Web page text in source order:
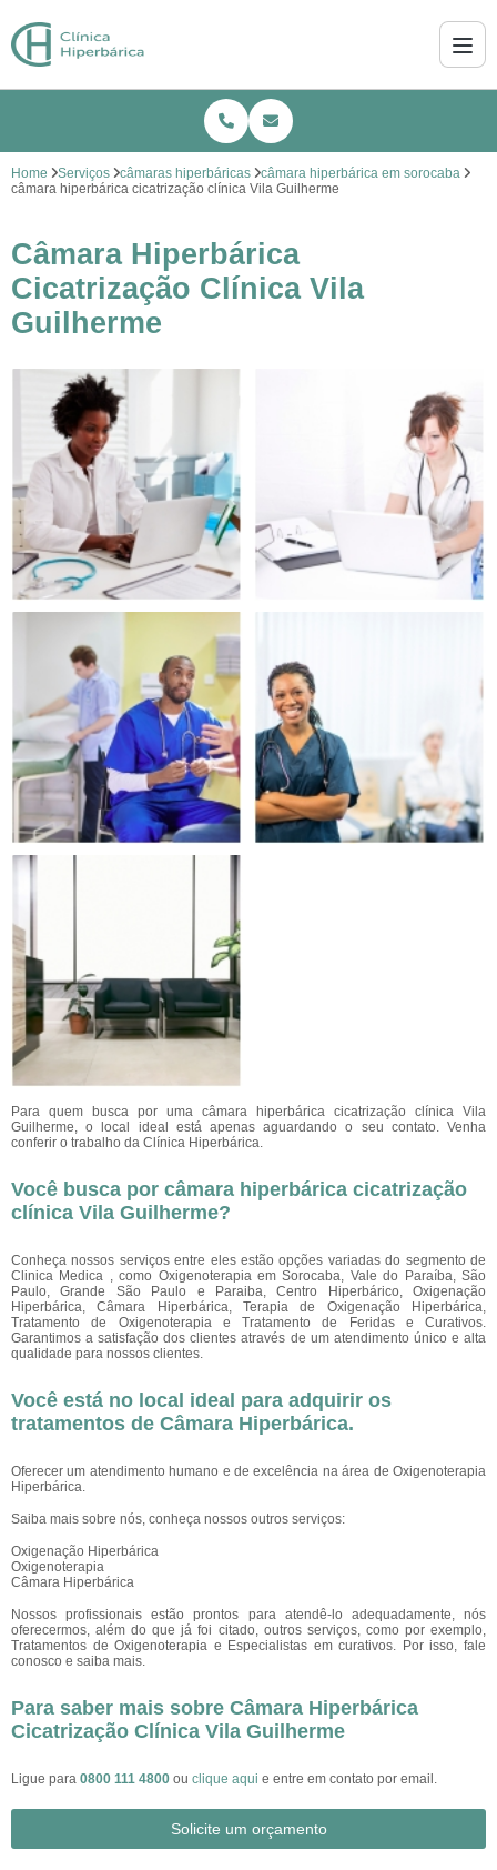
Home Serviços câmaras hiperbáricas
câmara hiperbárica em sorocaba
câmara hiperbárica cicatrização clínica Vila Guilherme
Câmara Hiperbárica
Cicatrização Clínica Vila
Guilherme
Para quem busca por uma câmara hiperbárica cicatrização clínica Vila
Guilherme, o local ideal está apenas aguardando o seu contato. Venha
conferir o trabalho da Clínica Hiperbárica.
Você busca por câmara hiperbárica cicatrização
clínica Vila Guilherme?
Conheça nossos serviços entre eles estão opções variadas do segmento de
Clinica Medica , como Oxigenoterapia em Sorocaba, Vale do Paraíba, São
Paulo, Grande São Paulo e Paraiba, Centro Hiperbárico, Oxigenação
Hiperbárica, Câmara Hiperbárica, Terapia de Oxigenação Hiperbárica,
Tratamento de Oxigenoterapia e Tratamento de Feridas e Curativos.
Garantimos a satisfação dos clientes através de um atendimento único e alta
qualidade para nossos clientes.
Você está no local ideal para adquirir os
tratamentos de Câmara Hiperbárica.
Oferecer um atendimento humano e de excelência na área de Oxigenoterapia
Hiperbárica.
Saiba mais sobre nós, conheça nossos outros serviços:
Oxigenação Hiperbárica
Oxigenoterapia
Câmara Hiperbárica
Nossos profissionais estão prontos para atendê-lo adequadamente, nós
oferecermos, além do que já foi citado, outros serviços, como por exemplo,
Tratamentos de Oxigenoterapia e Especialistas em curativos. Por isso, fale
conosco e saiba mais.
Para saber mais sobre Câmara Hiperbárica
Cicatrização Clínica Vila Guilherme
Ligue para 0800 111 4800 ou clique aqui e entre em contato por email.
Solicite um orçamento